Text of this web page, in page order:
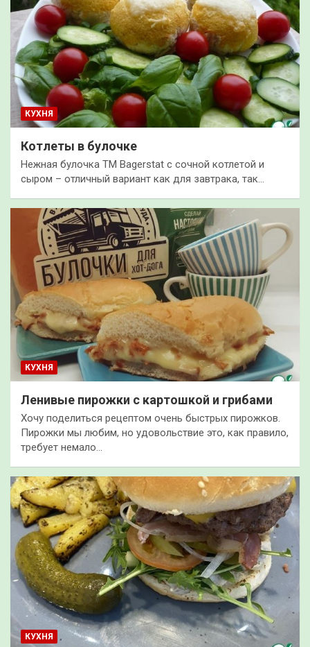
КУХНЯ
Котлеты в булочке
Нежная булочка ТМ Bagerstat с сочной котлетой и
сыром – отличный вариант как для завтрака, так…
КУХНЯ
Ленивые пирожки с картошкой и грибами
Хочу поделиться рецептом очень быстрых пирожков.
Пирожки мы любим, но удовольствие это, как правило,
требует немало…
КУХНЯ